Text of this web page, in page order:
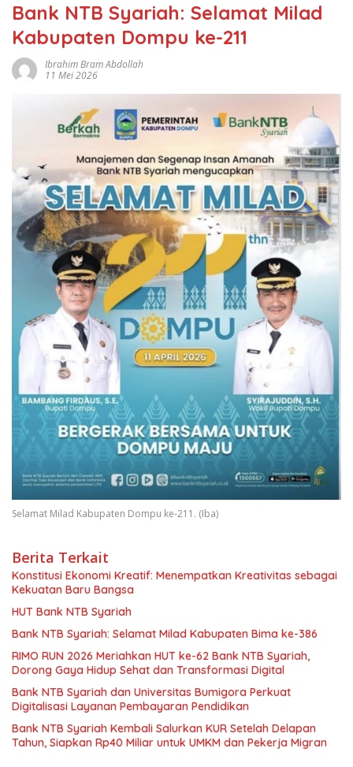
Bank NTB Syariah: Selamat Milad
Kabupaten Dompu ke-211
Ibrahim Bram Abdollah
11 Mei 2026
Selamat Milad Kabupaten Dompu ke-211. (Iba)
Berita Terkait
Konstitusi Ekonomi Kreatif: Menempatkan Kreativitas sebagai
Kekuatan Baru Bangsa
HUT Bank NTB Syariah
Bank NTB Syariah: Selamat Milad Kabupaten Bima ke-386
RIMO RUN 2026 Meriahkan HUT ke-62 Bank NTB Syariah,
Dorong Gaya Hidup Sehat dan Transformasi Digital
Bank NTB Syariah dan Universitas Bumigora Perkuat
Digitalisasi Layanan Pembayaran Pendidikan
Bank NTB Syariah Kembali Salurkan KUR Setelah Delapan
Tahun, Siapkan Rp40 Miliar untuk UMKM dan Pekerja Migran